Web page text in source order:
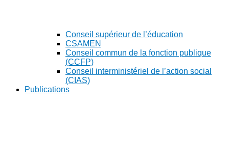
Conseil supérieur de l’éducation
CSAMEN
Conseil commun de la fonction publique
(CCFP)
Conseil interministériel de l’action social
(CIAS)
Publications